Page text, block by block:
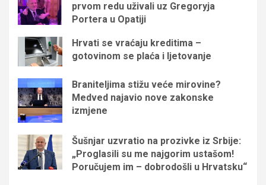
prvom redu uživali uz Gregoryja
Portera u Opatiji
Hrvati se vraćaju kreditima –
gotovinom se plaća i ljetovanje
Braniteljima stižu veće mirovine?
Medved najavio nove zakonske
izmjene
Šušnjar uzvratio na prozivke iz Srbije:
„Proglasili su me najgorim ustašom!
Poručujem im – dobrodošli u Hrvatsku“